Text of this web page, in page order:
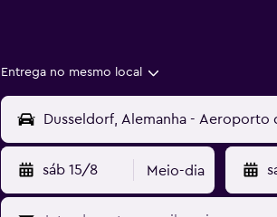
Entrega no mesmo local
sáb 15/8 Meio-dia